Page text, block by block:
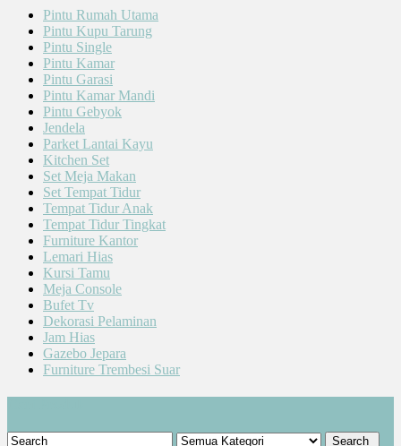
Pintu Rumah Utama
Pintu Kupu Tarung
Pintu Single
Pintu Kamar
Pintu Garasi
Pintu Kamar Mandi
Pintu Gebyok
Jendela
Parket Lantai Kayu
Kitchen Set
Set Meja Makan
Set Tempat Tidur
Tempat Tidur Anak
Tempat Tidur Tingkat
Furniture Kantor
Lemari Hias
Kursi Tamu
Meja Console
Bufet Tv
Dekorasi Pelaminan
Jam Hias
Gazebo Jepara
Furniture Trembesi Suar